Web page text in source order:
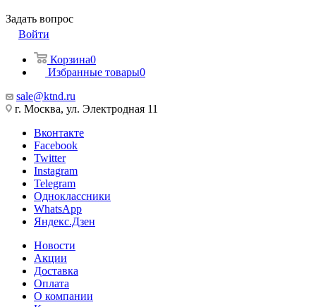
Задать вопрос
Войти
Корзина0
Избранные товары0
sale@ktnd.ru
г. Москва, ул. Электродная 11
Вконтакте
Facebook
Twitter
Instagram
Telegram
Одноклассники
WhatsApp
Яндекс.Дзен
Новости
Акции
Доставка
Оплата
О компании